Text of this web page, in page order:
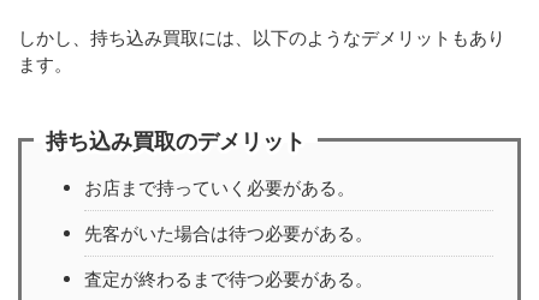
しかし、持ち込み買取には、以下のようなデメリットもあり
ます。
持ち込み買取のデメリット
お店まで持っていく必要がある。
先客がいた場合は待つ必要がある。
査定が終わるまで待つ必要がある。